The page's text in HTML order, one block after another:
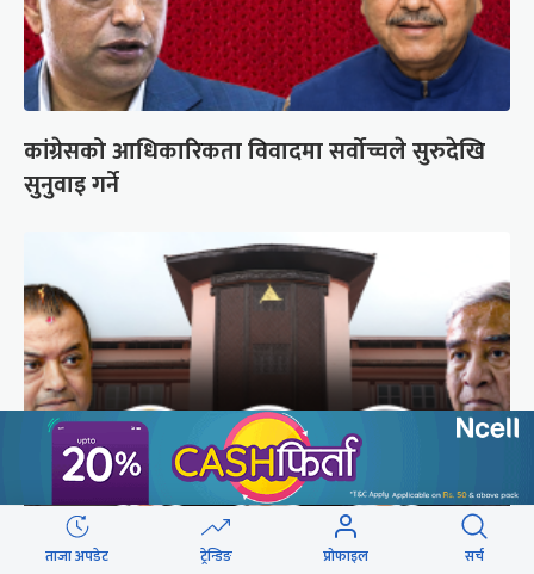
कांग्रेसको आधिकारिकता विवादमा सर्वोच्चले सुरुदेखि
सुनुवाइ गर्ने
अब सर्वोच्चले कसरी गर्छ कांग्रेस विवादको सुनुवाइ ?
ताजा अपडेट ट्रेन्डिङ प्रोफाइल सर्च